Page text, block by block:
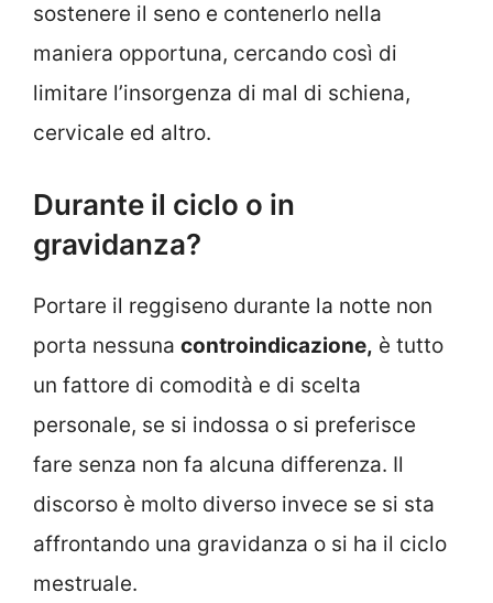
sostenere il seno e contenerlo nella
maniera opportuna, cercando così di
limitare l’insorgenza di mal di schiena,
cervicale ed altro.
Durante il ciclo o in
gravidanza?
Portare il reggiseno durante la notte non
porta nessuna controindicazione, è tutto
un fattore di comodità e di scelta
personale, se si indossa o si preferisce
fare senza non fa alcuna differenza. Il
discorso è molto diverso invece se si sta
affrontando una gravidanza o si ha il ciclo
mestruale.